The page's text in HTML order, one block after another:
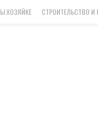
ХОЗЯЙКЕ СТРОИТЕЛЬСТВО И